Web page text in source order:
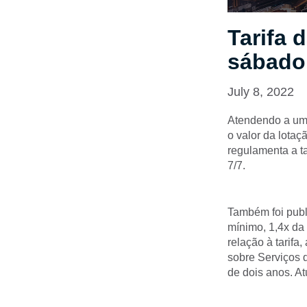
Tarifa
July 8, 2022
Atendendo a
o valor da
regulamenta a
7/7.
Também foi
mínimo, 1,4x
relação à tarifa,
sobre Serviços
de dois anos.